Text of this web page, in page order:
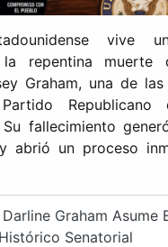
vive
repentina muerte
Graham, una de
Republicano
fallecimiento
abrió un proceso
Graham Asume
Histórico Senatorial